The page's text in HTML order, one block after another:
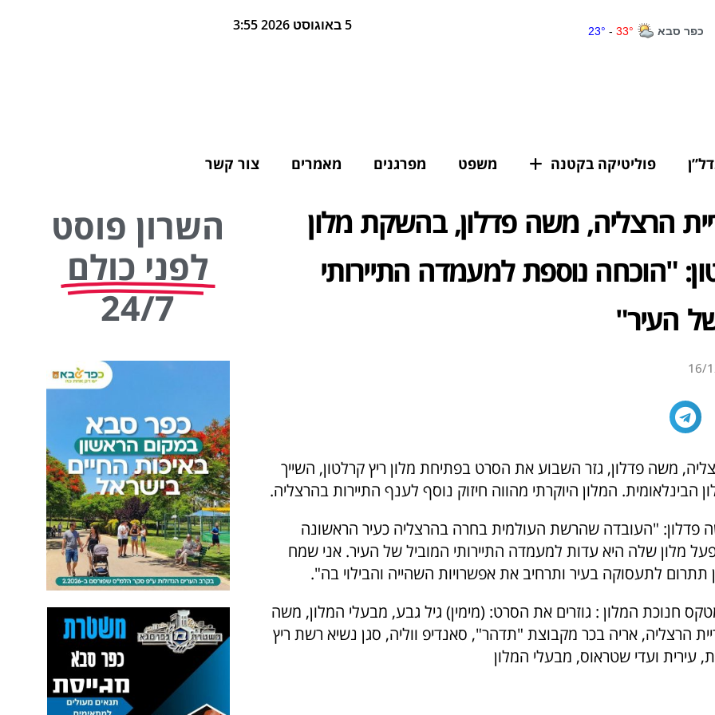
5 באוגוסט 2026 3:55
פוליטיקה בקטנה משפט מפרגנים מאמרים צור קשר
הרצליה, משה פדלון, בהשקת מלון
"הוכחה נוספת למעמדה התיירותי
העיר"
16/
משה פדלון, גזר השבוע את הסרט בפתיחת מלון ריץ קרלטון, השייך
הבינלאומית. המלון היוקרתי מהווה חיזוק נוסף לענף התיירות בהרצליה.
"העובדה שהרשת העולמית בחרה בהרצליה כעיר הראשונה
מלון שלה היא עדות למעמדה התיירותי המוביל של העיר. אני שמח
לתעסוקה בעיר ותרחיב את אפשרויות השהייה והבילוי בה".
חנוכת המלון : גוזרים את הסרט: (מימין) גיל גבע, מבעלי המלון, משה
הרצליה, אריה בכר מקבוצת "תדהר", סאנדיפ ווליה, סגן נשיא רשת ריץ
עירית ועדי שטראוס, מבעלי המלון
השרון פוסט
לפני כולם
24/7